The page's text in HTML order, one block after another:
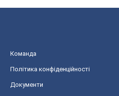
Команда
Політика конфіденційності
Документи